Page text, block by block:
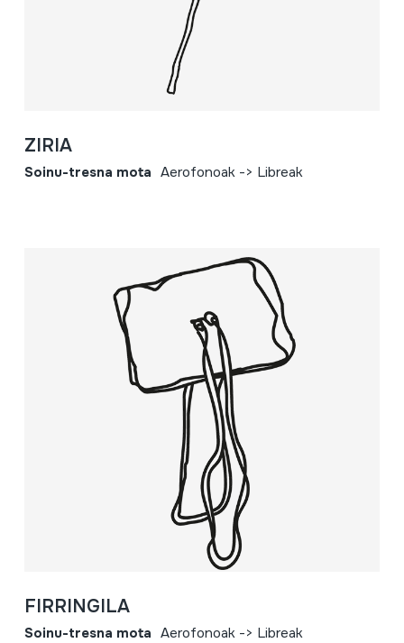
ZIRIA
Soinu-tresna mota Aerofonoak -> Libreak
FIRRINGILA
Soinu-tresna mota Aerofonoak -> Libreak